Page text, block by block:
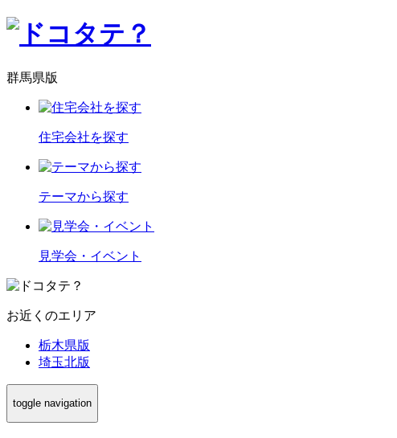
群馬県版
住宅会社を探す
テーマから探す
見学会・イベント
お近くのエリア
栃木県版
埼玉北版
toggle navigation